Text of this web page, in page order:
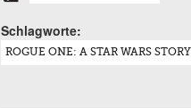
Schlagworte:
ROGUE ONE: A STAR WARS STORY